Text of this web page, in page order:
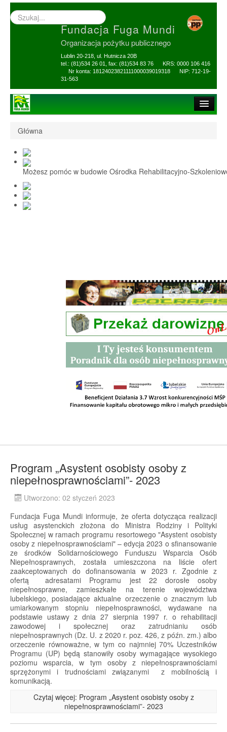
Wyszukiwarka
–
Fundacja Fuga Mundi
Organizacja pożytku publicznego
Lublin 20-218, ul. Hutnicza 20B
tel.: (81)534 26 01, fax: (81)534 83 76 KRS: 0000 106 416
Nr konta: 18124023821111000039019318 NIP: 712-19-
31-563
1,5% i darowizny
Nasi Beneficjenci
Ośrodek Reh-Szkol
Sprawozdania
Główna
Możesz pomóc w budowie Ośrodka Rehabilitacyjno-
Program „Asystent osobisty osoby z
niepełnosprawnościami”- 2023
Utworzono: 02 styczeń 2023
Fundacja Fuga Mundi informuje, że oferta dotycząca realizacji
usług asystenckich złożona do Ministra Rodziny i Polityki
Społecznej w ramach programu resortowego "Asystent osobisty
osoby z niepełnosprawnościami" – edycja 2023 o sfinansowanie
ze środków Solidarnościowego Funduszu Wsparcia Osób
Niepełnosprawnych, została umieszczona na liście ofert
zaakceptowanych do dofinansowania w 2023 r. Zgodnie z
ofertą adresatami Programu jest 22 dorosłe osoby
niepełnosprawne, zamieszkałe na terenie województwa
lubelskiego, posiadające aktualne orzeczenie o znacznym lub
umiarkowanym stopniu niepełnosprawności, wydawane na
podstawie ustawy z dnia 27 sierpnia 1997 r. o rehabilitacji
zawodowej i społecznej oraz zatrudnianiu osób
niepełnosprawnych (Dz. U. z 2020 r. poz. 426, z późn. zm.) albo
orzeczenie równoważne, w tym co najmniej 70% Uczestników
Programu (UP) będą stanowiły osoby wymagające wysokiego
poziomu wsparcia, w tym osoby z niepełnosprawnościami
sprzężonymi i trudnościami związanymi z mobilnością i
komunikacją.
Czytaj więcej: Program „Asystent osobisty osoby z
niepełnosprawnościami”- 2023